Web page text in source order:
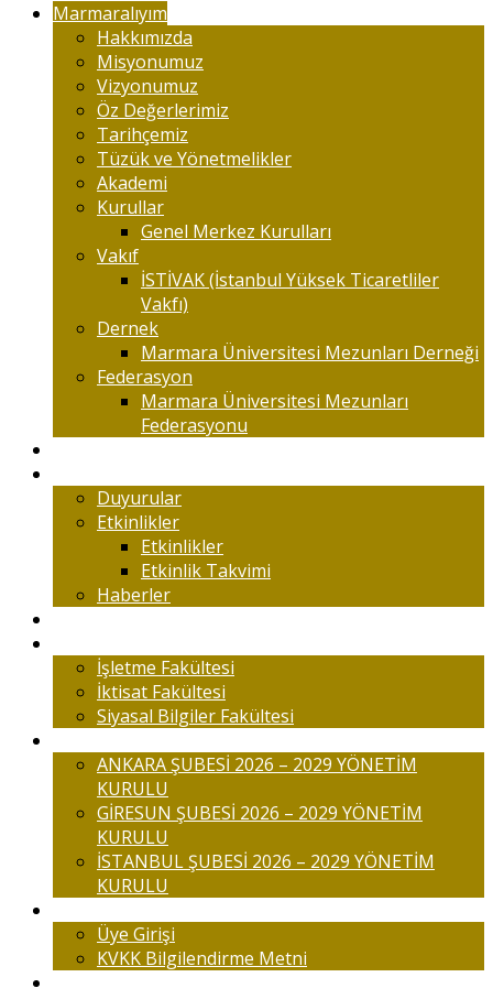
Marmaralıyım
Hakkımızda
Misyonumuz
Vizyonumuz
Öz Değerlerimiz
Tarihçemiz
Tüzük ve Yönetmelikler
Akademi
Kurullar
Genel Merkez Kurulları
Vakıf
İSTİVAK (İstanbul Yüksek Ticaretliler
Vakfı)
Dernek
Marmara Üniversitesi Mezunları Derneği
Federasyon
Marmara Üniversitesi Mezunları
Federasyonu
Duyurular
Etkinlikler
Etkinlikler
Etkinlik Takvimi
Haberler
İşletme Fakültesi
İktisat Fakültesi
Siyasal Bilgiler Fakültesi
ANKARA ŞUBESİ 2026 – 2029 YÖNETİM
KURULU
GİRESUN ŞUBESİ 2026 – 2029 YÖNETİM
KURULU
İSTANBUL ŞUBESİ 2026 – 2029 YÖNETİM
KURULU
Üye Girişi
KVKK Bilgilendirme Metni